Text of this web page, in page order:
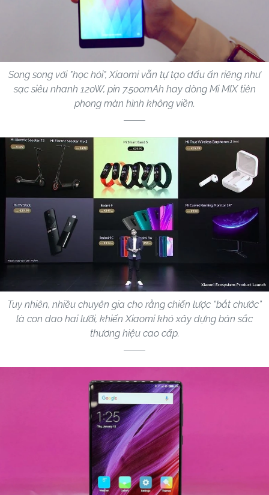
Song song với "học hỏi", Xiaomi vẫn tự tạo dấu ấn riêng như
sạc siêu nhanh 120W, pin 7.500mAh hay dòng Mi MIX tiên
phong màn hình không viền.
Tuy nhiên, nhiều chuyên gia cho rằng chiến lược “bắt chước”
là con dao hai lưỡi, khiến Xiaomi khó xây dựng bản sắc
thương hiệu cao cấp.